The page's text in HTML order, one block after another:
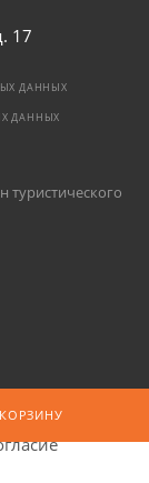
17
ДАННЫХ
ДАННЫХ